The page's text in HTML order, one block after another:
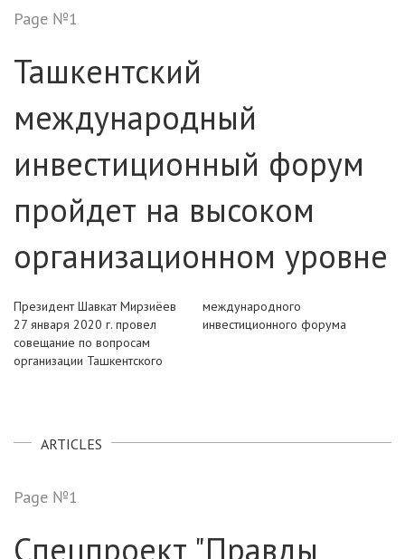
Page №1
Ташкентский
международный
инвестиционный форум
пройдет на высоком
организационном уровне
Президент Шавкат Мирзиёев
27 января 2020 г. провел
совещание по вопросам
организации Ташкентского
международного
инвестиционного форума
ARTICLES
Page №1
Спецпроект "Правды